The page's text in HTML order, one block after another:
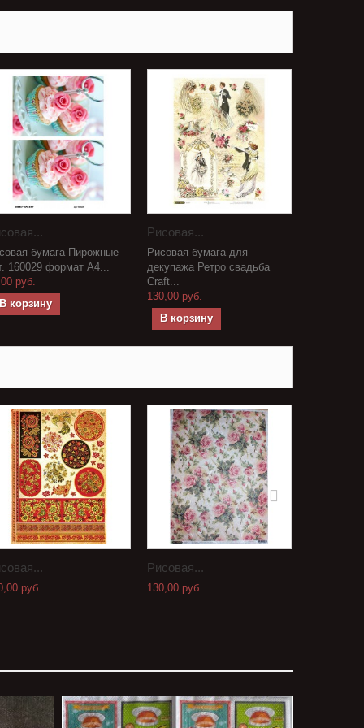
бумага Пирожные
160029 формат А4...
руб.
В корзину
Рисовая...
Рисовая бумага для
декупажа Ретро свадьба
Craft...
130,00 руб.
В корзину
руб.
Рисовая...
130,00 руб.